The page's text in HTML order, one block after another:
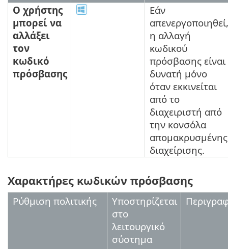
Ο χρήστης
μπορεί να
αλλάξει
τον
κωδικό
πρόσβασης
Εάν
απενεργοποιηθεί,
η αλλαγή
κωδικού
πρόσβασης είναι
δυνατή μόνο
όταν εκκινείται
από το
διαχειριστή από
την κονσόλα
απομακρυσμένης
διαχείρισης.
Χαρακτήρες κωδικών πρόσβασης
Ρύθμιση πολιτικής
Υποστηρίζεται
στο
λειτουργικό
σύστημα